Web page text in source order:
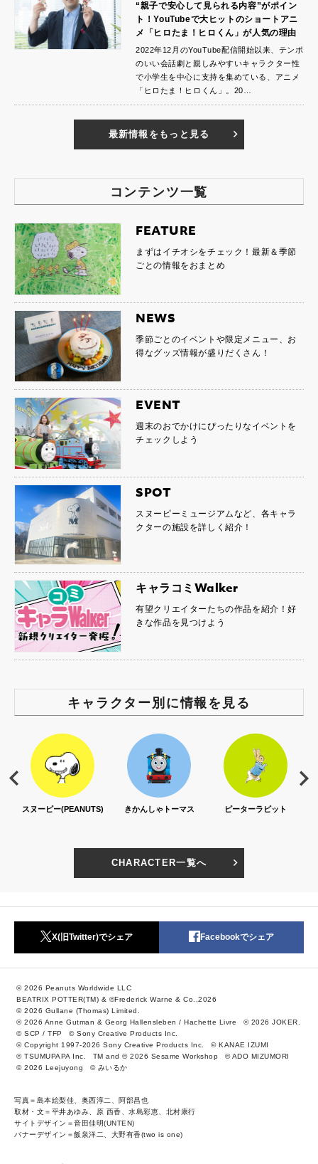
“親子で安心して見られる内容”がポイン
ト！YouTubeで大ヒットのショートアニ
メ「ヒロたま！ヒロくん」が人気の理由
2022年12月のYouTube配信開始以来、テンポ
のいい会話劇と親しみやすいキャラクター性
で小学生を中心に支持を集めている、アニメ
「ヒロたま！ヒロくん」。20…
最新情報をもっと見る
コンテンツ一覧
FEATURE
まずはイチオシをチェック！最新＆季節
ごとの情報をおまとめ
NEWS
季節ごとのイベントや限定メニュー、お
得なグッズ情報が盛りだくさん！
EVENT
週末のおでかけにぴったりなイベントを
チェックしよう
SPOT
スヌーピーミュージアムなど、各キャラ
クターの施設を詳しく紹介！
キャラコミWalker
有望クリエイターたちの作品を紹介！好
きな作品を見つけよう
キャラクター別に情報を見る
きかんしゃトーマス ピーターラビット セサミストリート
CHARACTER一覧へ
X(旧Twitter)でシェア Facebookでシェア
© 2026 Peanuts Worldwide LLC
BEATRIX POTTER(TM) & ©Frederick Warne & Co.,2026
© 2026 Gullane (Thomas) Limited.
© 2026 Anne Gutman & Georg Hallensleben / Hachette Livre
© 2026 JOKER.
© SCP / TFP
© Sony Creative Products Inc.
© Copyright 1997-2026 Sony Creative Products Inc.
© KANAE IZUMI
© TSUMUPAPA Inc.
TM and © 2026 Sesame Workshop
© ADO MIZUMORI
© 2026 Leejuyong
© みいるか
写真＝島本絵梨佳、奥西淳二、阿部昌也
取材・文＝平井あゆみ、原 西香、水島彩恵、北村康行
サイトデザイン＝音田佳明(UNTEN)
バナーデザイン＝飯泉洋二、大野有香(two is one)